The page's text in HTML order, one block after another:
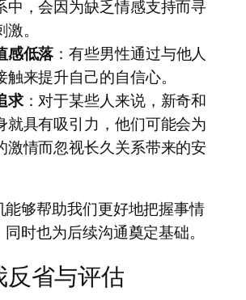
中，会因为缺乏情感支持而寻
。
感低落 ：有些男性通过与他人
触来提升自己的自信心。
求：对于某些人来说，新奇和
就具有吸引力，他们可能会为
激情而忽视长久关系带来的安
能够帮助我们更好地把握事情
时也为后续沟通奠定基础。
省与评估